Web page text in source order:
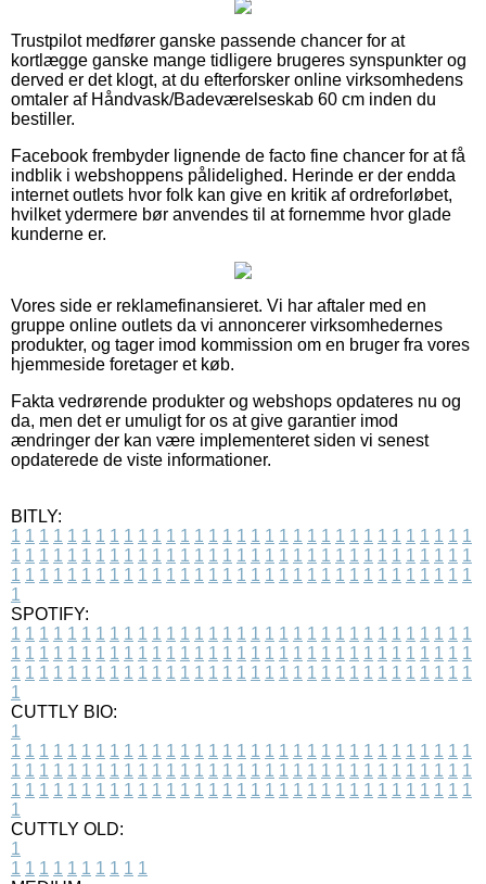
Trustpilot medfører ganske passende chancer for at
kortlægge ganske mange tidligere brugeres synspunkter og
derved er det klogt, at du efterforsker online virksomhedens
omtaler af Håndvask/Badeværelseskab 60 cm inden du
bestiller.
Facebook frembyder lignende de facto fine chancer for at få
indblik i webshoppens pålidelighed. Herinde er der endda
internet outlets hvor folk kan give en kritik af ordreforløbet,
hvilket ydermere bør anvendes til at fornemme hvor glade
kunderne er.
Vores side er reklamefinansieret. Vi har aftaler med en
gruppe online outlets da vi annoncerer virksomhedernes
produkter, og tager imod kommission om en bruger fra vores
hjemmeside foretager et køb.
Fakta vedrørende produkter og webshops opdateres nu og
da, men det er umuligt for os at give garantier imod
ændringer der kan være implementeret siden vi senest
opdaterede de viste informationer.
BITLY:
1 1 1 1 1 1 1 1 1 1 1 1 1 1 1 1 1 1 1 1 1 1 1 1 1 1 1 1 1 1 1 1 1
1 1 1 1 1 1 1 1 1 1 1 1 1 1 1 1 1 1 1 1 1 1 1 1 1 1 1 1 1 1 1 1 1
1 1 1 1 1 1 1 1 1 1 1 1 1 1 1 1 1 1 1 1 1 1 1 1 1 1 1 1 1 1 1 1 1
1
SPOTIFY:
1 1 1 1 1 1 1 1 1 1 1 1 1 1 1 1 1 1 1 1 1 1 1 1 1 1 1 1 1 1 1 1 1
1 1 1 1 1 1 1 1 1 1 1 1 1 1 1 1 1 1 1 1 1 1 1 1 1 1 1 1 1 1 1 1 1
1 1 1 1 1 1 1 1 1 1 1 1 1 1 1 1 1 1 1 1 1 1 1 1 1 1 1 1 1 1 1 1 1
1
CUTTLY BIO:
1
1 1 1 1 1 1 1 1 1 1 1 1 1 1 1 1 1 1 1 1 1 1 1 1 1 1 1 1 1 1 1 1 1
1 1 1 1 1 1 1 1 1 1 1 1 1 1 1 1 1 1 1 1 1 1 1 1 1 1 1 1 1 1 1 1 1
1 1 1 1 1 1 1 1 1 1 1 1 1 1 1 1 1 1 1 1 1 1 1 1 1 1 1 1 1 1 1 1 1
1
CUTTLY OLD:
1
1 1 1 1 1 1 1 1 1 1